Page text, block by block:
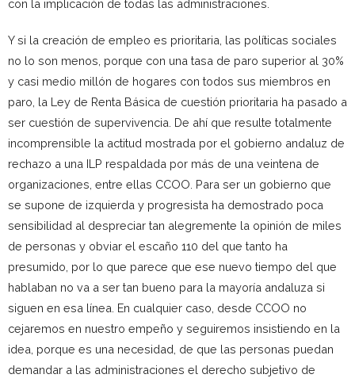
con la implicación de todas las administraciones.
Y si la creación de empleo es prioritaria, las políticas sociales
no lo son menos, porque con una tasa de paro superior al 30%
y casi medio millón de hogares con todos sus miembros en
paro, la Ley de Renta Básica de cuestión prioritaria ha pasado a
ser cuestión de supervivencia. De ahí que resulte totalmente
incomprensible la actitud mostrada por el gobierno andaluz de
rechazo a una ILP respaldada por más de una veintena de
organizaciones, entre ellas CCOO. Para ser un gobierno que
se supone de izquierda y progresista ha demostrado poca
sensibilidad al despreciar tan alegremente la opinión de miles
de personas y obviar el escaño 110 del que tanto ha
presumido, por lo que parece que ese nuevo tiempo del que
hablaban no va a ser tan bueno para la mayoría andaluza si
siguen en esa línea. En cualquier caso, desde CCOO no
cejaremos en nuestro empeño y seguiremos insistiendo en la
idea, porque es una necesidad, de que las personas puedan
demandar a las administraciones el derecho subjetivo de